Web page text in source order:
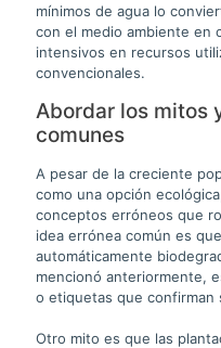
mínimos de agua lo
con el medio ambiente en
intensivos en recursos
convencionales.
Abordar los mitos
comunes
A pesar de la creciente
como una opción
conceptos erróneos que
idea errónea común es
automáticamente
mencionó anteriormente,
o etiquetas que confirman
Otro mito es que las